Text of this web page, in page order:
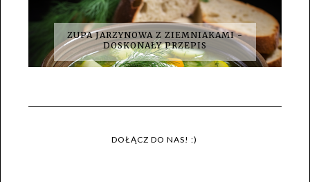
ZUPA JARZYNOWA Z ZIEMNIAKAMI -
DOSKONAŁY PRZEPIS
DOŁĄCZ DO NAS! :)